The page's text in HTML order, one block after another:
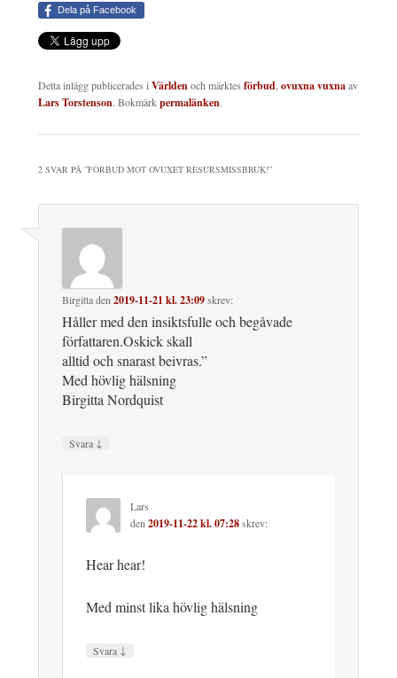
Dela på Facebook
Detta inlägg publicerades i Världenoch märktes förbud ovuxna vuxnaav
Lars Torstenson. Bokmärkpermalänken.
2 SVAR PÅ ”FÖRBUD MOT OVUXET RESURSMISSBRUK!”
Birgittaden 2019-11-21 kl. 23:09skrev:
Håller med den insiktsfulle och begåvade
författaren.Oskick skall
alltid och snarast beivras.”
Med hövlig hälsning
Birgitta Nordquist
Svara ↓
Lars
den 2019-11-22 kl. 07:28skrev:
Hear hear!
Med minst lika hövlig hälsning
Svara ↓